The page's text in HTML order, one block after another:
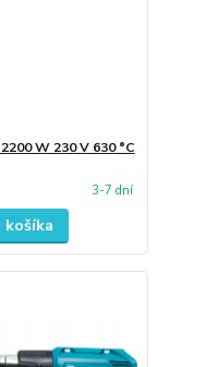
W 230 V 630 °C
3-7 dní
košíka